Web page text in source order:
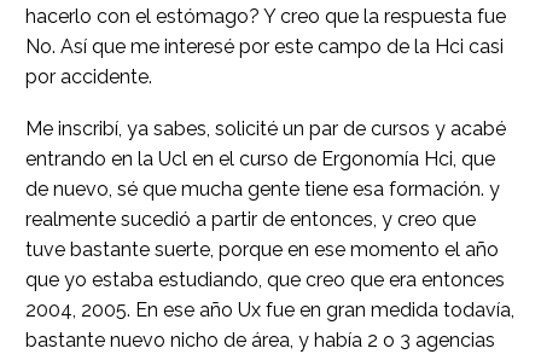
hacerlo con el estómago? Y creo que la respuesta fue
No. Así que me interesé por este campo de la Hci casi
por accidente.
Me inscribí, ya sabes, solicité un par de cursos y acabé
entrando en la Ucl en el curso de Ergonomía Hci, que
de nuevo, sé que mucha gente tiene esa formación. y
realmente sucedió a partir de entonces, y creo que
tuve bastante suerte, porque en ese momento el año
que yo estaba estudiando, que creo que era entonces
2004, 2005. En ese año Ux fue en gran medida todavía,
bastante nuevo nicho de área, y había 2 o 3 agencias